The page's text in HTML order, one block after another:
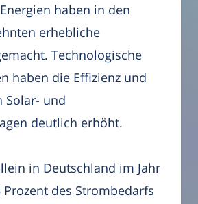
haben in den
erhebliche
Technologische
haben die Effizienz und
Solar- und
deutlich erhöht.
in Deutschland im Jahr
Prozent des Strombedarfs